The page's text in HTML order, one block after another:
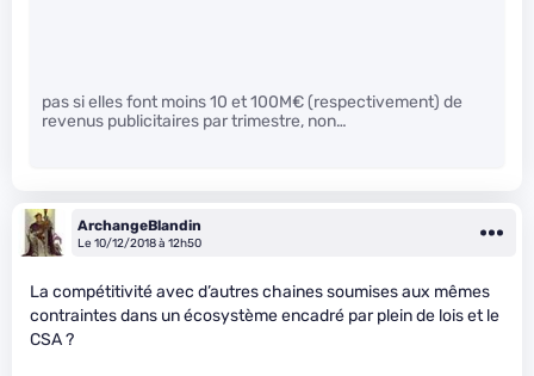
pas si elles font moins 10 et 100M€ (respectivement) de
revenus publicitaires par trimestre, non…
ArchangeBlandin
Le 10/12/2018 à 12h50
La compétitivité avec d’autres chaines soumises aux mêmes
contraintes dans un écosystème encadré par plein de lois et le
CSA ?